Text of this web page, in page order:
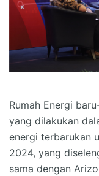
Rumah Energi
yang dilakukan
energi terbarukan
2024, yang
sama dengan